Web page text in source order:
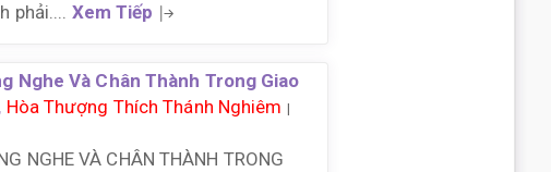
phải.... Xem Tiếp
Nghe Và Chân Thành Trong Giao
Hòa Thượng Thích Thánh Nghiêm |
NGHE VÀ CHÂN THÀNH TRONG